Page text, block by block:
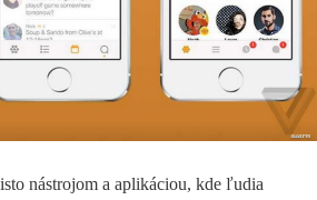
nástrojom a aplikáciou, kde ľudia